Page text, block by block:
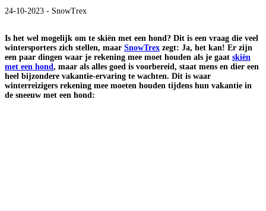
24-10-2023 - SnowTrex
Is het wel mogelijk om te skiën met een hond? Dit is een vraag die veel
wintersporters zich stellen, maar SnowTrex zegt: Ja, het kan! Er zijn
een paar dingen waar je rekening mee moet houden als je gaat skiën
met een hond , maar als alles goed is voorbereid, staat mens en dier een
heel bijzondere vakantie-ervaring te wachten. Dit is waar
winterreizigers rekening mee moeten houden tijdens hun vakantie in
de sneeuw met een hond: